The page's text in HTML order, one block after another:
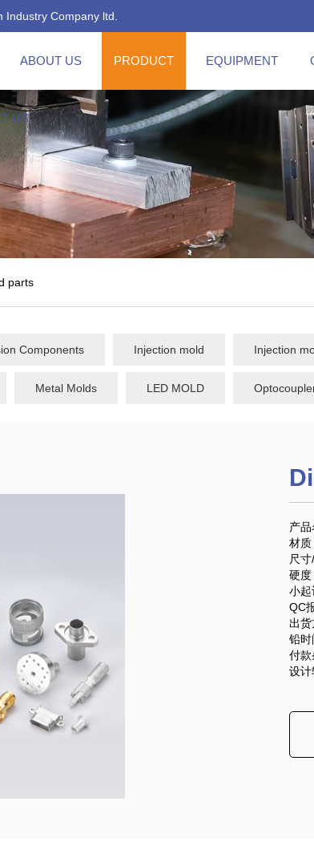
Company ltd.
ABOUT US PRODUCT EQUIPMENT
US
parts
Components Injection mold Injection
Metal Molds LED MOLD
产
材质
尺
硬度
小起
QC
出货
铅时
付款
设计